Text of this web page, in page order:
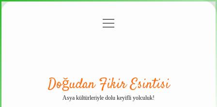
menüyü
Doğudan Fikir Esintisi
Asya kültürleriyle dolu keyifli yolculuk!